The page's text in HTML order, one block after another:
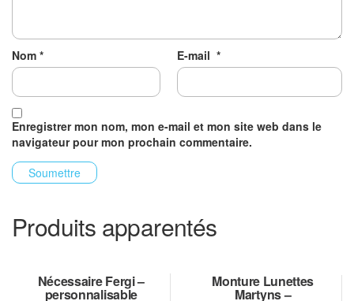
Nom * E-mail *
Enregistrer mon nom, mon e-mail et mon site web dans le
navigateur pour mon prochain commentaire.
Produits apparentés
Nécessaire Fergi –
personnalisable
Monture Lunettes
Martyns –